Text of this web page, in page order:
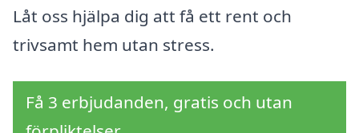
Låt oss hjälpa dig att få ett rent och
trivsamt hem utan stress.
Få 3 erbjudanden, gratis och utan